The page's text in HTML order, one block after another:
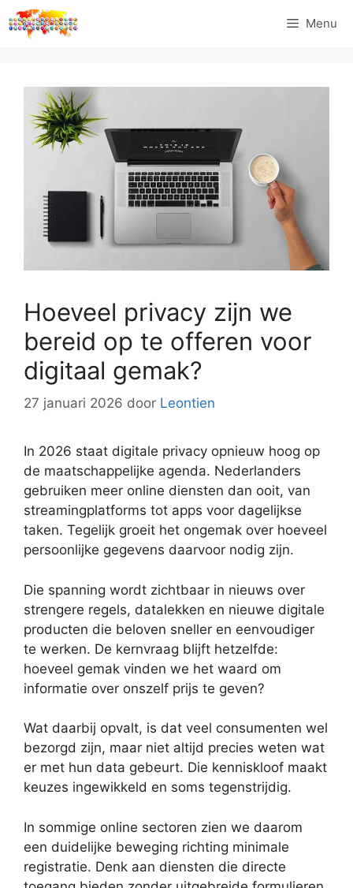
Ga
naar
Menu
Hoeveel privacy zijn we
bereid op te offeren voor
digitaal gemak?
27 januari 2026 door Leontien
In 2026 staat digitale privacy opnieuw hoog op
de maatschappelijke agenda. Nederlanders
gebruiken meer online diensten dan ooit, van
streamingplatforms tot apps voor dagelijkse
taken. Tegelijk groeit het ongemak over hoeveel
persoonlijke gegevens daarvoor nodig zijn.
Die spanning wordt zichtbaar in nieuws over
strengere regels, datalekken en nieuwe digitale
producten die beloven sneller en eenvoudiger
te werken. De kernvraag blijft hetzelfde:
hoeveel gemak vinden we het waard om
informatie over onszelf prijs te geven?
Wat daarbij opvalt, is dat veel consumenten wel
bezorgd zijn, maar niet altijd precies weten wat
er met hun data gebeurt. Die kenniskloof maakt
keuzes ingewikkeld en soms tegenstrijdig.
In sommige online sectoren zien we daarom
een duidelijke beweging richting minimale
registratie. Denk aan diensten die directe